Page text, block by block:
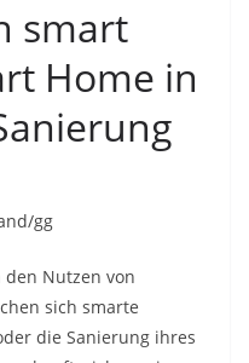
smart
Home in
gg
Nutzen von
sich smarte
die Sanierung ihres